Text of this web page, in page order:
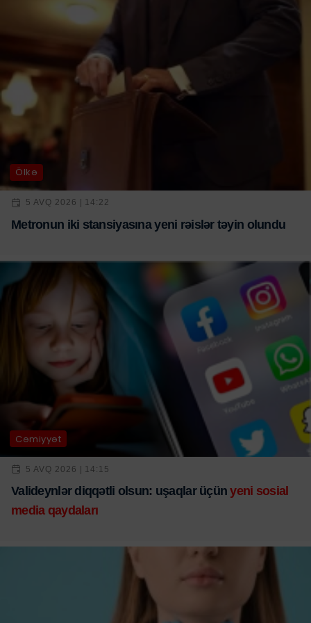
Ölkə
5 AVQ 2026 | 14:22
Metronun iki stansiyasına yeni rəislər təyin olundu
Cəmiyyət
5 AVQ 2026 | 14:15
Valideynlər diqqətli olsun: uşaqlar üçünyeni sosial
media qaydaları